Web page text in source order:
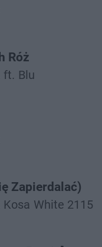
Róż
ft. Blu
Zapierdalać)
Kosa White 2115